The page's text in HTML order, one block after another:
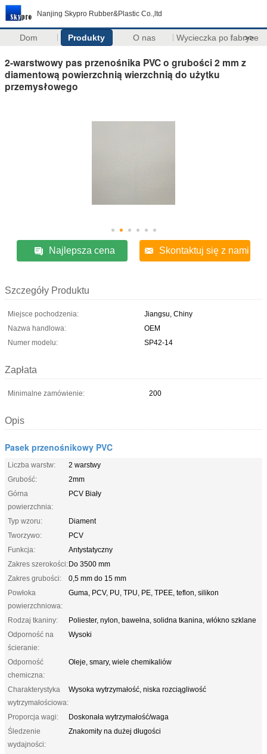
Nanjing Skypro Rubber&Plastic Co.,ltd
Dom Produkty O nas Wycieczka po fabryce
>>
2-warstwowy pas przenośnika PVC o grubości 2 mm z
diamentową powierzchnią wierzchnią do użytku
przemysłowego
Najlepsza cena Skontaktuj się z nami
Szczegóły Produktu
Miejsce pochodzenia:
Jiangsu, Chiny
Nazwa handlowa:
OEM
Numer modelu:
SP42-14
Zapłata
Minimalne zamówienie: 200
Opis
Pasek przenośnikowy PVC
Liczba warstw:
2 warstwy
Grubość:
2mm
Górna
powierzchnia:
PCV Biały
Typ wzoru:
Diament
Tworzywo:
PCV
Funkcja:
Antystatyczny
Zakres szerokości:Do 3500 mm
Zakres grubości:
0,5 mm do 15 mm
Powłoka
powierzchniowa:
Guma, PCV, PU, ​​TPU, PE, TPEE, teflon, silikon
Rodzaj tkaniny:
Poliester, nylon, bawełna, solidna tkanina, włókno szklane
Odporność na
ścieranie:
Wysoki
Odporność
chemiczna:
Oleje, smary, wiele chemikaliów
Charakterystyka
wytrzymałościowa:
Wysoka wytrzymałość, niska rozciągliwość
Proporcja wagi:
Doskonała wytrzymałość/waga
Śledzenie
wydajności:
Znakomity na dużej długości